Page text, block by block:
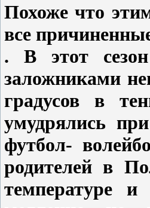
Похоже что
все
. В этот
заложниками
градусов в
умудрялись
футбол-
родителей в
температуре